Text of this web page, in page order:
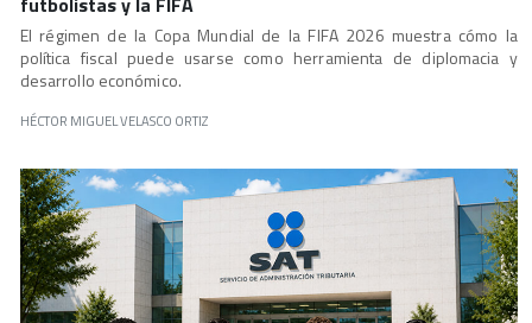
El régimen de la Copa Mundial de la FIFA 2026 muestra cómo la
política fiscal puede usarse como herramienta de diplomacia y
desarrollo económico.
HÉCTOR MIGUEL VELASCO ORTIZ